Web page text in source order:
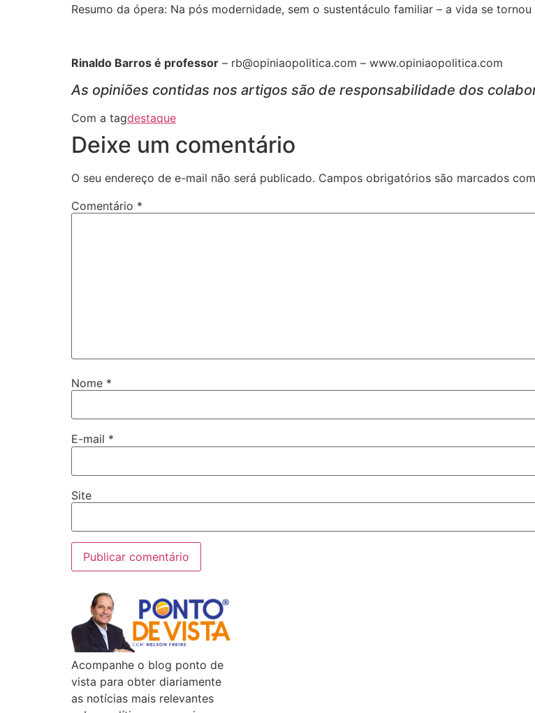
Resumo da ópera: Na pós modernidade, sem o sustentáculo familiar – a vida se
Rinaldo Barros é professor – rb@opiniaopolitica.com – www.opiniaopolitica.com
As opiniões contidas nos artigos são de responsabilidade dos
Com a tagdestaque
Deixe um comentário
O seu endereço de e-mail não será publicado. Campos obrigatórios são marcados com
Comentário *
Nome *
E-mail *
Site
Acompanhe o blog ponto de
vista para obter diariamente
as notícias mais relevantes